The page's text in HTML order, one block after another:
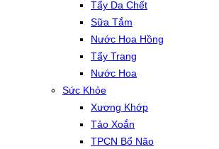
Tẩy Da Chết
Sữa Tắm
Nước Hoa Hồng
Tẩy Trang
Nước Hoa
Sức Khỏe
Xương Khớp
Tảo Xoắn
TPCN Bổ Não